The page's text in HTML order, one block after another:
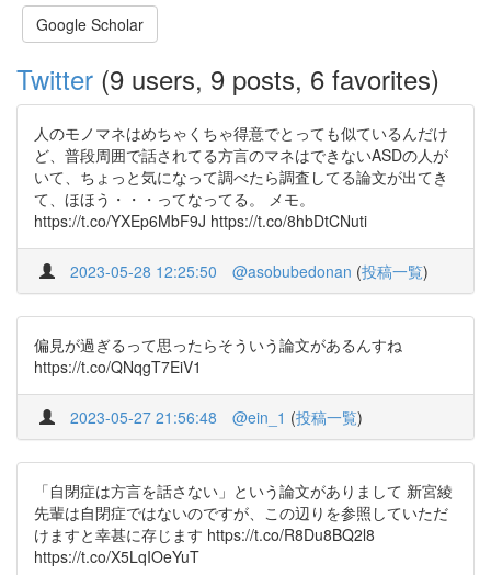
Google Scholar
Twitter (9 users, 9 posts, 6 favorites)
人のモノマネはめちゃくちゃ得意でとっても似ているんだけ
ど、普段周囲で話されてる方言のマネはできないASDの人が
いて、ちょっと気になって調べたら調査してる論文が出てき
て、ほほう・・・ってなってる。 メモ。
https://t.co/YXEp6MbF9J https://t.co/8hbDtCNuti
2023-05-28 12:25:50 @asobubedonan (投稿一覧)
偏見が過ぎるって思ったらそういう論文があるんすね
https://t.co/QNqgT7EiV1
2023-05-27 21:56:48 @ein_1 (投稿一覧)
「自閉症は方言を話さない」という論文がありまして 新宮綾
先輩は自閉症ではないのですが、この辺りを参照していただ
けますと幸甚に存じます https://t.co/R8Du8BQ2l8
https://t.co/X5LqIOeYuT